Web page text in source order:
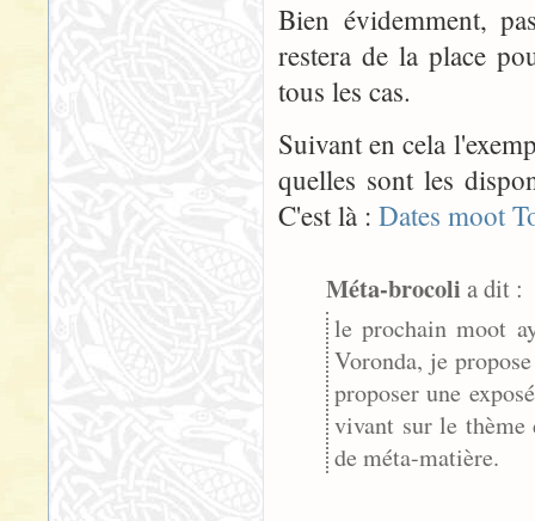
Bien évidemment,
restera de la place
tous les cas.
Suivant en cela
quelles sont les
C'est là : Dates moot
Méta-brocoli a dit :
le prochain moot
Voronda, je
proposer une
vivant sur le
de méta-matière.